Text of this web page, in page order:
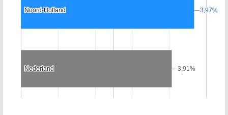
Noord-Holland
Noord-Holland
Nederland
Nederland
3,97%
3,97%
3,91%
3,91%